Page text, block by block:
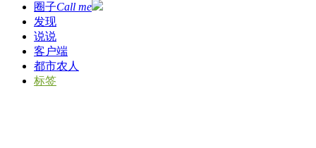
圈子Call me
发现
说说
客户端
都市农人
标签